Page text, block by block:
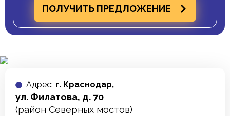
ПОЛУЧИТЬ ПРЕДЛОЖЕНИЕ
Адреc: г. Краснодар,
ул. Филатова, д. 70
(район Северных мостов)